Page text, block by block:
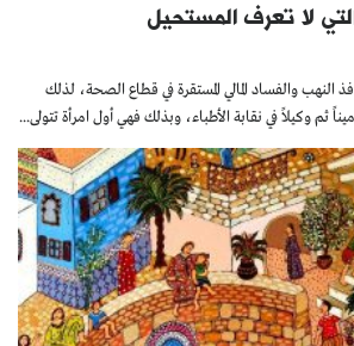
لا تعرف المستحيل
والفساد المالي المستقرة في قطاع الصحة، لذلك
ثم وكيلاً في نقابة الأطباء، وبذلك فهي أول امرأة تتولى...